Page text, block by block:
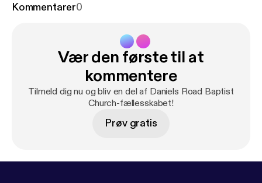
Kommentarer0
Vær den første til at
kommentere
Tilmeld dig nu og bliv en del af Daniels Road Baptist
Church-fællesskabet!
Prøv gratis